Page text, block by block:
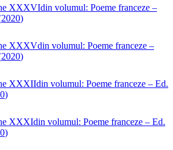
XXXVIdin volumul: Poeme franceze –
2020)
XXXVdin volumul: Poeme franceze –
2020)
XXXIIdin volumul: Poeme franceze – Ed.
)
XXXIdin volumul: Poeme franceze – Ed.
)